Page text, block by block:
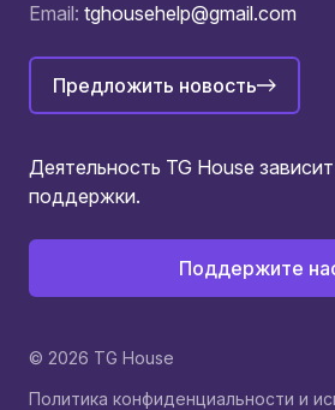
Email: tghousehelp@gmail.com
Предложить новость
Деятельность TG House
поддержки.
Поддержите
© 2026 TG House
Политика конфиденциальности и